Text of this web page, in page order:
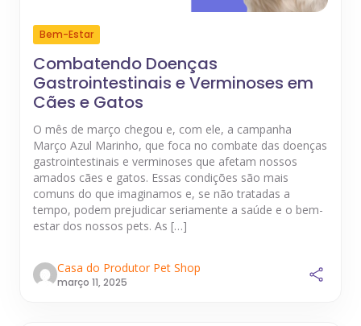
Bem-Estar
Combatendo Doenças
Gastrointestinais e Verminoses em
Cães e Gatos
O mês de março chegou e, com ele, a campanha
Março Azul Marinho, que foca no combate das doenças
gastrointestinais e verminoses que afetam nossos
amados cães e gatos. Essas condições são mais
comuns do que imaginamos e, se não tratadas a
tempo, podem prejudicar seriamente a saúde e o bem-
estar dos nossos pets. As […]
Casa do Produtor Pet Shop
março 11, 2025